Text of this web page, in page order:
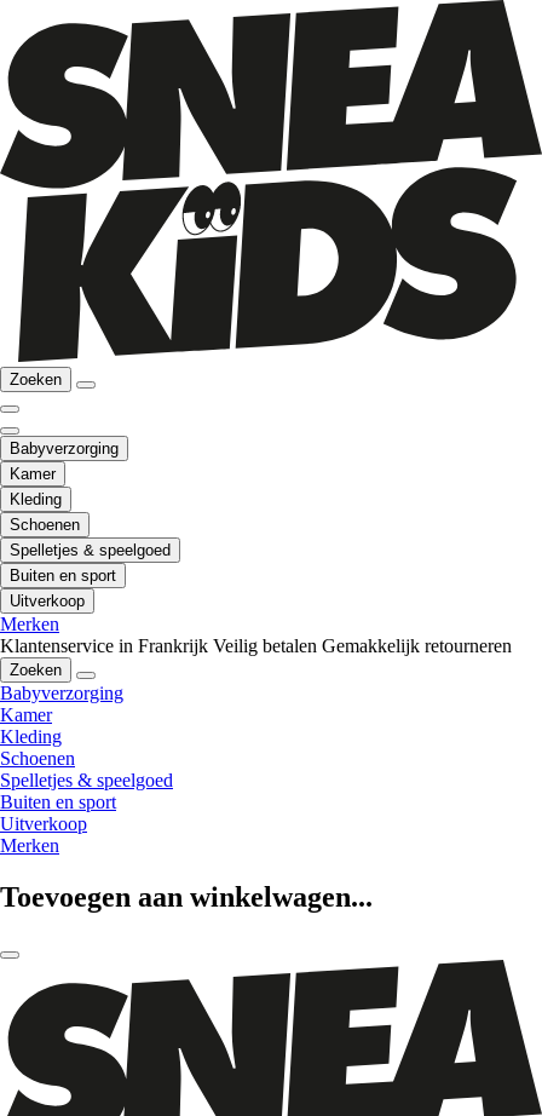
Zoeken
Babyverzorging
Kamer
Kleding
Schoenen
Spelletjes & speelgoed
Buiten en sport
Uitverkoop
Merken
Klantenservice in Frankrijk Veilig betalen Gemakkelijk retourneren
Zoeken
Babyverzorging
Kamer
Kleding
Schoenen
Spelletjes & speelgoed
Buiten en sport
Uitverkoop
Merken
Toevoegen aan winkelwagen...